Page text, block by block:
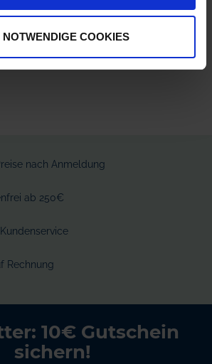
NOTWENDIGE COOKIES
nach Anmeldung
ab 250€
Rechnung
10€ Gutschein
sichern!